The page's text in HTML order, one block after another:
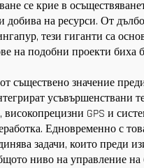
се крие в
добива на ресурси. От
тези гиганти са
на подобни проекти
съществено значение
усъвършенствани
GPS и
Едновременно с
задачи, които преди
ниво на управление на